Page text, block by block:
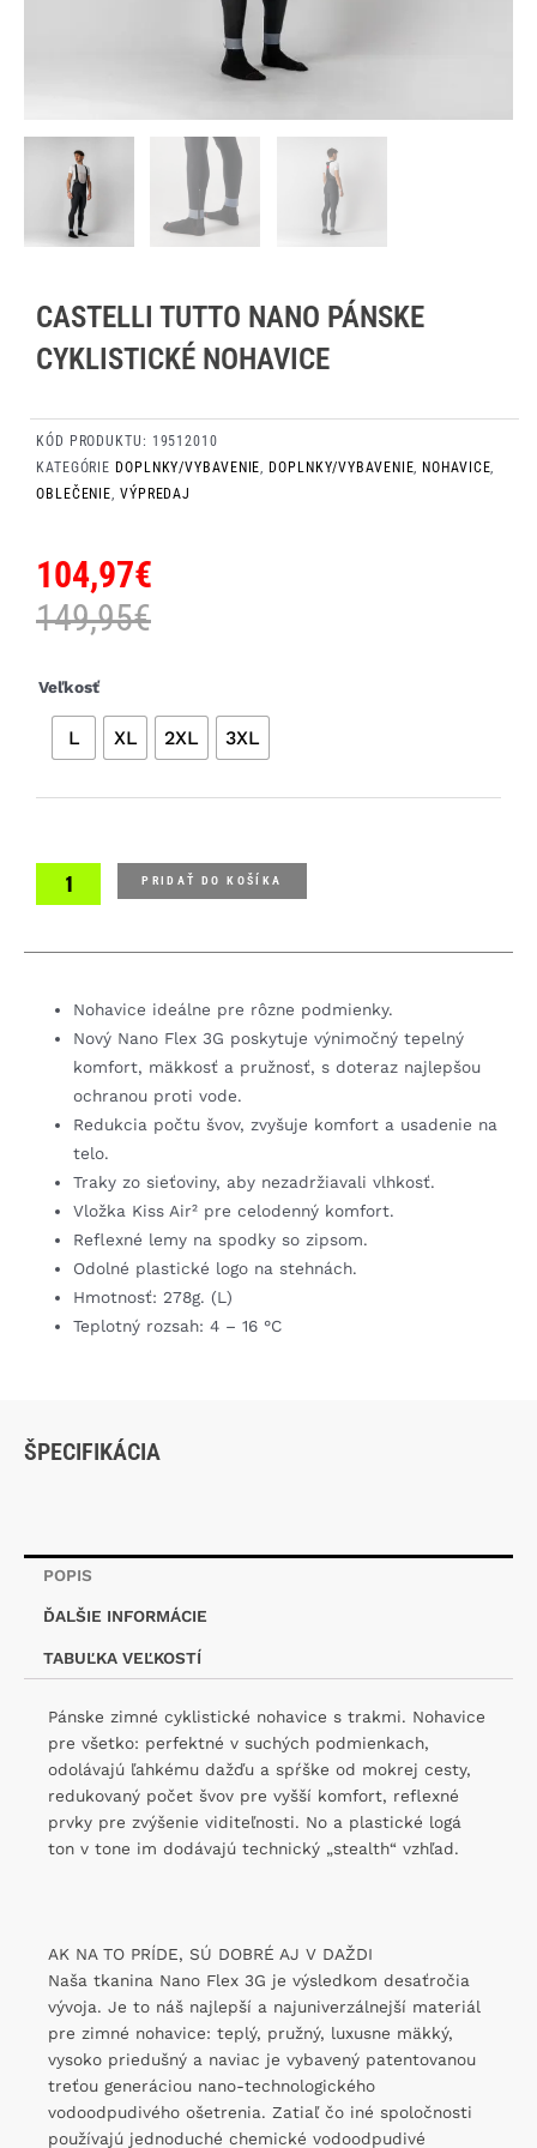
CASTELLI TUTTO NANO PÁNSKE
CYKLISTICKÉ NOHAVICE
KÓD PRODUKTU: 19512010
KATEGÓRIE DOPLNKY/VYBAVENIE DOPLNKY/VYBAVENIE NOHAVICE
OBLEČENIE VÝPREDAJ
Veľkosť
L XL 2XL 3XL
množstvo
Tutto
Nano
PRIDAŤ DO KOŠÍKA
104,97€
149,95€
Nohavice ideálne pre rôzne podmienky.
Nový Nano Flex 3G poskytuje výnimočný tepelný
komfort, mäkkosť a pružnosť, s doteraz najlepšou
ochranou proti vode.
Redukcia počtu švov, zvyšuje komfort a usadenie na
telo.
Traky zo sieťoviny, aby nezadržiavali vlhkosť.
Vložka Kiss Air² pre celodenný komfort.
Reflexné lemy na spodky so zipsom.
Odolné plastické logo na stehnách.
Hmotnosť: 278g. (L)
Teplotný rozsah: 4 – 16 °C
ŠPECIFIKÁCIA
POPIS
ĎALŠIE INFORMÁCIE
TABUĽKA VEĽKOSTÍ
Pánske zimné cyklistické nohavice s trakmi. Nohavice
pre všetko: perfektné v suchých podmienkach,
odolávajú ľahkému dažďu a spŕške od mokrej cesty,
redukovaný počet švov pre vyšší komfort, reflexné
prvky pre zvýšenie viditeľnosti. No a plastické logá
ton v tone im dodávajú technický „stealth“ vzhľad.
AK NA TO PRÍDE, SÚ DOBRÉ AJ V DAŽDI
Naša tkanina Nano Flex 3G je výsledkom desaťročia
vývoja. Je to náš najlepší a najuniverzálnejší materiál
pre zimné nohavice: teplý, pružný, luxusne mäkký,
vysoko priedušný a naviac je vybavený patentovanou
treťou generáciou nano-technologického
vodoodpudivého ošetrenia. Zatiaľ čo iné spoločnosti
používajú jednoduché chemické vodoodpudivé